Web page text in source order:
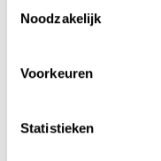
Noodzakelijk
Voorkeuren
Statistieken